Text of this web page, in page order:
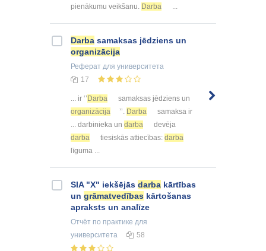
pienākumu veikšanu. Darba
Darba samaksas jēdziens un
organizācija
Реферат для университета
17
... ir ‘’ Darba
samaksas jēdziens un
organizācija
’’. Darba
samaksa ir
... darbinieka un darba
devēja
darba
tiesiskās attiecības: darba
līguma ...
SIA "X" iekšējās darba kārtības
un grāmatvedības kārtošanas
apraksts un analīze
Отчёт по практике для
университета
58